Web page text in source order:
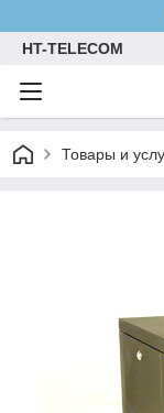
HT-TELECOM
Товары и